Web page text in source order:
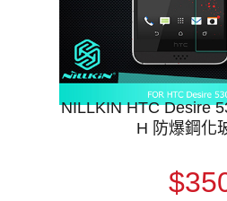
NILLKIN HTC Desire
H 防爆鋼化